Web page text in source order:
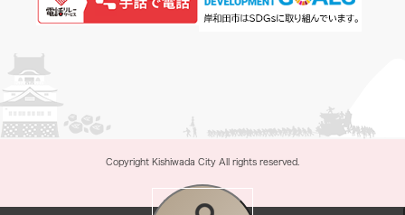
Copyright Kishiwada City All rights reserved.